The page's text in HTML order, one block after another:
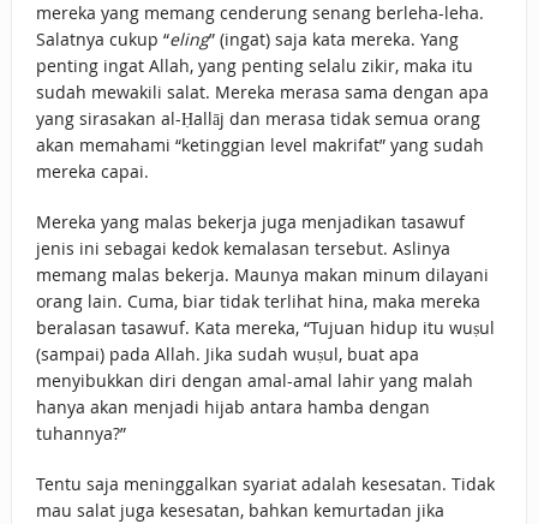
mereka yang memang cenderung senang berleha-leha.
Salatnya cukup “eling” (ingat) saja kata mereka. Yang
penting ingat Allah, yang penting selalu zikir, maka itu
sudah mewakili salat. Mereka merasa sama dengan apa
yang sirasakan al-Ḥallāj dan merasa tidak semua orang
akan memahami “ketinggian level makrifat” yang sudah
mereka capai.
Mereka yang malas bekerja juga menjadikan tasawuf
jenis ini sebagai kedok kemalasan tersebut. Aslinya
memang malas bekerja. Maunya makan minum dilayani
orang lain. Cuma, biar tidak terlihat hina, maka mereka
beralasan tasawuf. Kata mereka, “Tujuan hidup itu wuṣul
(sampai) pada Allah. Jika sudah wuṣul, buat apa
menyibukkan diri dengan amal-amal lahir yang malah
hanya akan menjadi hijab antara hamba dengan
tuhannya?”
Tentu saja meninggalkan syariat adalah kesesatan. Tidak
mau salat juga kesesatan, bahkan kemurtadan jika